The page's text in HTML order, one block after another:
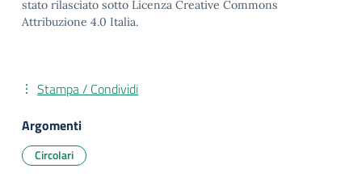
stato rilasciato sotto Licenza Creative Commons
Attribuzione 4.0 Italia.
Stampa / Condividi
Argomenti
Circolari